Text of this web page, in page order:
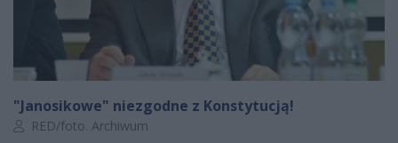
"Janosikowe" niezgodne z Konstytucją!
Autor artykułu:
RED/foto. Archiwum